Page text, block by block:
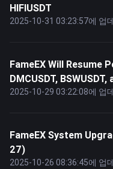
HIFIUSDT
2025-10-31 03:23:57에 업
FameEX Will Resume
DMCUSDT, BSWUSDT,
2025-10-29 03:22:08에 업
FameEX System
27)
2025-10-26 08:36:45에 업